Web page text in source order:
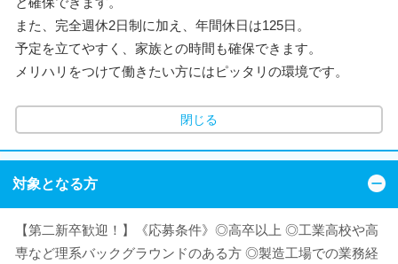
また、完全週休2日制に加え、年間休日は125日。
予定を立てやすく、家族との時間も確保できます。
メリハリをつけて働きたい方にはピッタリの環境です。
閉じる
対象となる方
【第二新卒歓迎！】《応募条件》◎高卒以上 ◎工業高校や高
専など理系バックグラウンドのある方 ◎製造工場での業務経